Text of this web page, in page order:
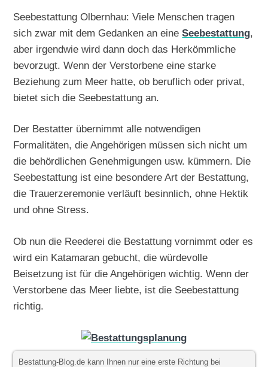
Seebestattung Olbernhau: Viele Menschen tragen
sich zwar mit dem Gedanken an eineSeebestattung,
aber irgendwie wird dann doch das Herkömmliche
bevorzugt. Wenn der Verstorbene eine starke
Beziehung zum Meer hatte, ob beruflich oder privat,
bietet sich die Seebestattung an.
Der Bestatter übernimmt alle notwendigen
Formalitäten, die Angehörigen müssen sich nicht um
die behördlichen Genehmigungen usw. kümmern. Die
Seebestattung ist eine besondere Art der Bestattung,
die Trauerzeremonie verläuft besinnlich, ohne Hektik
und ohne Stress.
Ob nun die Reederei die Bestattung vornimmt oder es
wird ein Katamaran gebucht, die würdevolle
Beisetzung ist für die Angehörigen wichtig. Wenn der
Verstorbene das Meer liebte, ist die Seebestattung
richtig.
Bestattung-Blog.de kann Ihnen nur eine erste Richtung bei